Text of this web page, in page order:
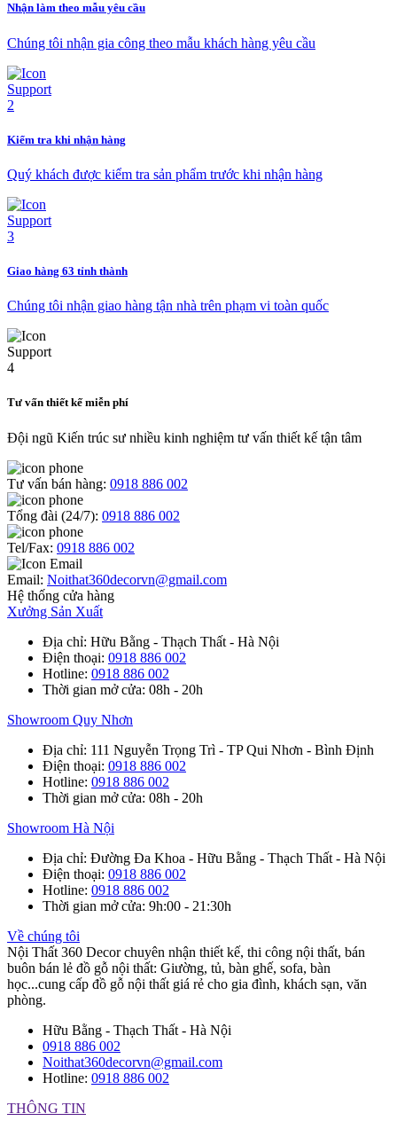
Nhận làm theo mẫu yêu cầu
Chúng tôi nhận gia công theo mẫu khách hàng yêu cầu
Kiểm tra khi nhận hàng
Quý khách được kiểm tra sản phẩm trước khi nhận hàng
Giao hàng 63 tỉnh thành
Chúng tôi nhận giao hàng tận nhà trên phạm vi toàn quốc
Tư vấn thiết kế miễn phí
Đội ngũ Kiến trúc sư nhiều kinh nghiệm tư vấn thiết kế tận tâm
Tư vấn bán hàng: 0918 886 002
Tổng đài (24/7): 0918 886 002
Tel/Fax: 0918 886 002
Email: Noithat360decorvn@gmail.com
Hệ thống cửa hàng
Xưởng Sản Xuất
Địa chỉ: Hữu Bằng - Thạch Thất - Hà Nội
Điện thoại: 0918 886 002
Hotline: 0918 886 002
Thời gian mở cửa: 08h - 20h
Showroom Quy Nhơn
Địa chỉ: 111 Nguyễn Trọng Trì - TP Qui Nhơn - Bình Định
Điện thoại: 0918 886 002
Hotline: 0918 886 002
Thời gian mở cửa: 08h - 20h
Showroom Hà Nội
Địa chỉ: Đường Đa Khoa - Hữu Bằng - Thạch Thất - Hà Nội
Điện thoại: 0918 886 002
Hotline: 0918 886 002
Thời gian mở cửa: 9h:00 - 21:30h
Về chúng tôi
Nội Thất 360 Decor chuyên nhận thiết kế, thi công nội thất, bán
buôn bán lẻ đồ gỗ nội thất: Giường, tủ, bàn ghế, sofa, bàn
học...cung cấp đồ gỗ nội thất giá rẻ cho gia đình, khách sạn, văn
phòng.
Hữu Bằng - Thạch Thất - Hà Nội
0918 886 002
Noithat360decorvn@gmail.com
Hotline: 0918 886 002
THÔNG TIN